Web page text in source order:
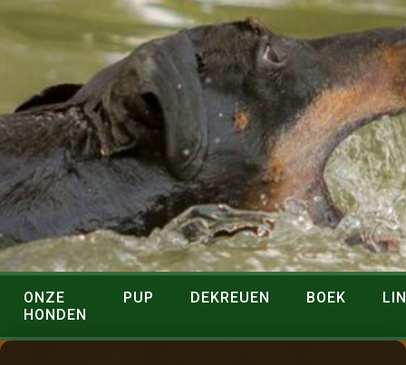
ONZE
HONDEN
PUP DEKREUEN BOEK